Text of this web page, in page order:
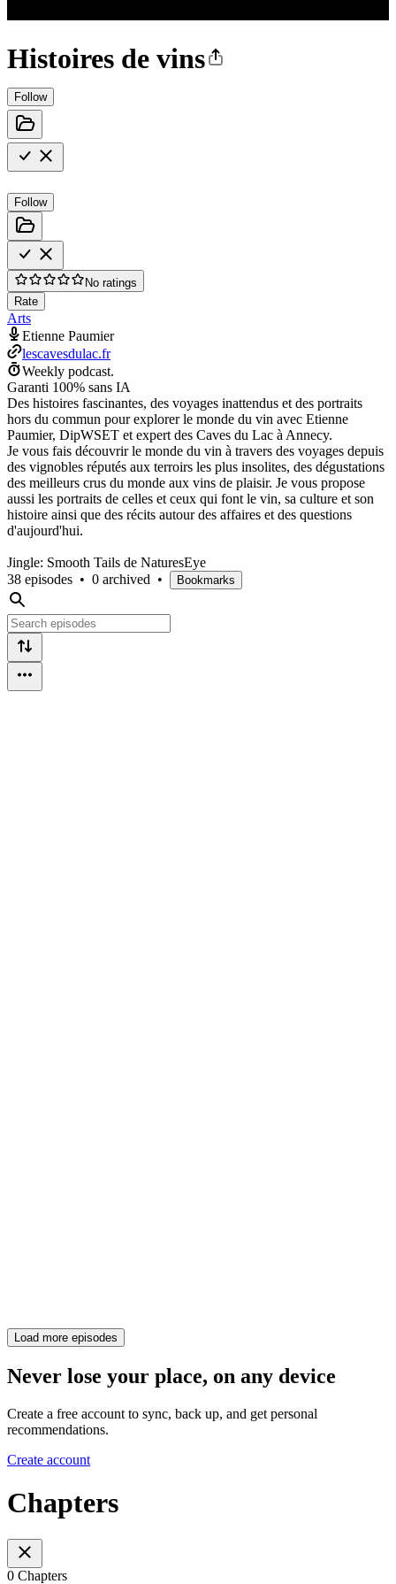
Histoires de vins
Follow
Follow
No ratings
Rate
Arts
Etienne Paumier
lescavesdulac.fr
Weekly podcast.
Garanti 100% sans IA
Des histoires fascinantes, des voyages inattendus et des portraits
hors du commun pour explorer le monde du vin avec Etienne
Paumier, DipWSET et expert des Caves du Lac à Annecy.
Je vous fais découvrir le monde du vin à travers des voyages depuis
des vignobles réputés aux terroirs les plus insolites, des dégustations
des meilleurs crus du monde aux vins de plaisir. Je vous propose
aussi les portraits de celles et ceux qui font le vin, sa culture et son
histoire ainsi que des récits autour des affaires et des questions
d'aujourd'hui.
Jingle: Smooth Tails de NaturesEye
38 episodes • 0 archived • Bookmarks
Load more episodes
Never lose your place, on any device
Create a free account to sync, back up, and get personal
recommendations.
Create account
Chapters
0 Chapters